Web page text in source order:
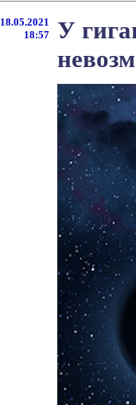
18.05.2021
18:57
У